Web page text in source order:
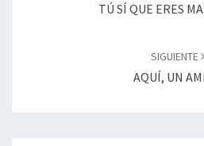
TÚ SÍ QUE ERES
SIGUIENTE
AQUÍ, UN